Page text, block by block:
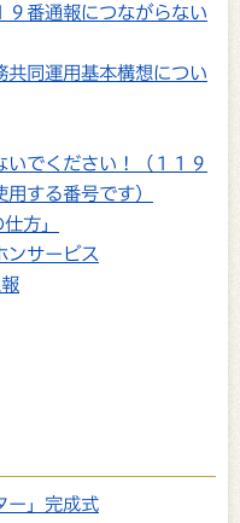
９番通報につながらない
共同運用基本構想につい
いでください！（１１９
する番号です）
方」
ンサービス
ー」完成式